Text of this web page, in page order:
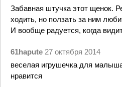
Забавная штучка этот щенок.
ходить, но ползать за ним
И вообще радуется, когда
61hapute 27 октября 2014
веселая игрушечка для
нравится